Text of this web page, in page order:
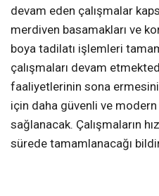
devam eden çalışmalar
merdiven basamakları ve
boya tadilatı işlemleri
çalışmaları devam
faaliyetlerinin sona
için daha güvenli ve modern
sağlanacak. Çalışmaların
sürede tamamlanacağı